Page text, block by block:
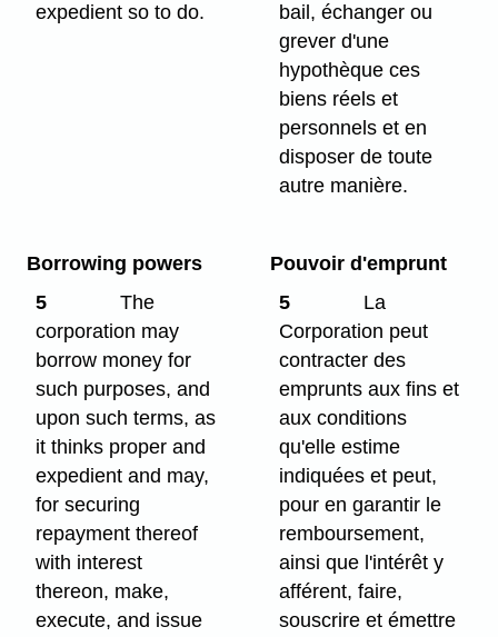
expedient so to do.
bail, échanger ou
grever d'une
hypothèque ces
biens réels et
personnels et en
disposer de toute
autre manière.
Borrowing powers
5
The
corporation may
borrow money for
such purposes, and
upon such terms, as
it thinks proper and
expedient and may,
for securing
repayment thereof
with interest
thereon, make,
execute, and issue
Pouvoir d'emprunt
5
La
Corporation peut
contracter des
emprunts aux fins et
aux conditions
qu'elle estime
indiquées et peut,
pour en garantir le
remboursement,
ainsi que l'intérêt y
afférent, faire,
souscrire et émettre